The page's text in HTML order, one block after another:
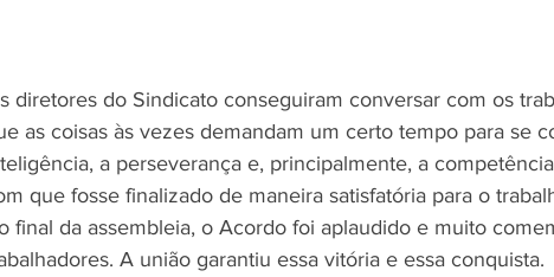
diretores do Sindicato conseguiram conversar com os
as coisas às vezes demandam um certo tempo para se
a perseverança e, principalmente, a
que fosse finalizado de maneira satisfatória para o
final da assembleia, o Acordo foi aplaudido e muito
A união garantiu essa vitória e essa conquista.